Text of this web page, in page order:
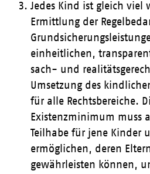
Jedes Kind ist gleich viel
Ermittlung der
einheitlichen,
sach- und
Umsetzung des
für alle Rechtsbereiche.
Existenzminimum muss
Teilhabe für jene Kinder
ermöglichen, deren
gewährleisten können,